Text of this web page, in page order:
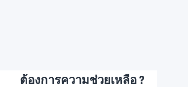
ต้องการความช่วยเหลือ ?